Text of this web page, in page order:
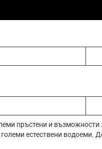
пръстени и
естествени водоеми.